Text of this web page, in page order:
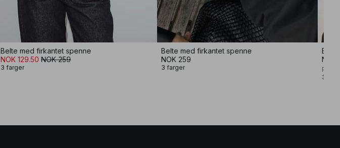
Belte med firkantet spenne
NOK 129.50 NOK 259
3 farger
Belte med firkantet spenne
NOK 259
3 farger
NOK
3